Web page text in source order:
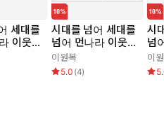
세대를
이웃나
시대를 넘어 세대를
넘어 먼나라 이웃나
라 세트 (전 24권)
이원복
5.0 (4)
시
넘
라
이